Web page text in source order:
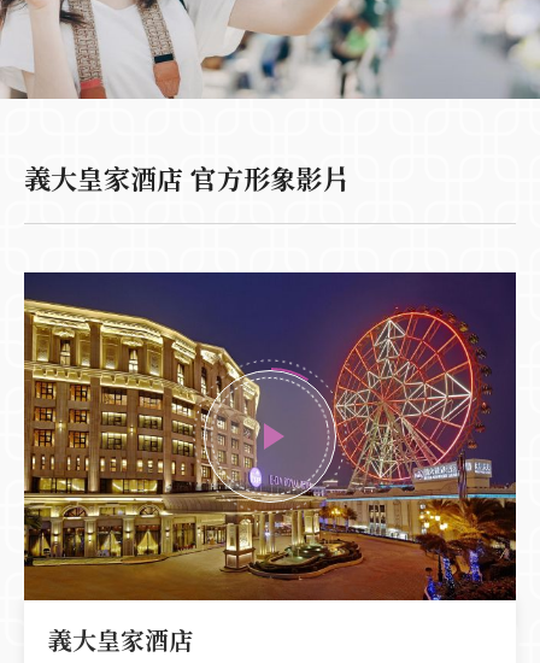
義大皇家酒店 官方形象影片
義大皇家酒店